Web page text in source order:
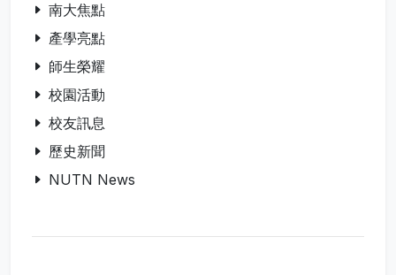
南大焦點
產學亮點
師生榮耀
校園活動
校友訊息
歷史新聞
NUTN News